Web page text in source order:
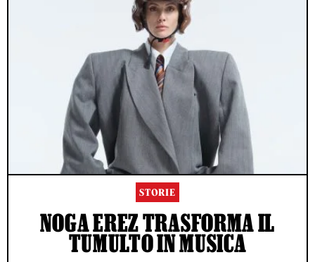
STORIE
NOGA EREZ TRASFORMA IL
TUMULTO IN MUSICA